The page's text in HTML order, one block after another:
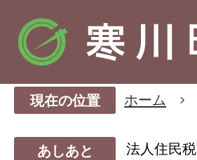
現在の位置 ホーム
あしあと 法人住民税